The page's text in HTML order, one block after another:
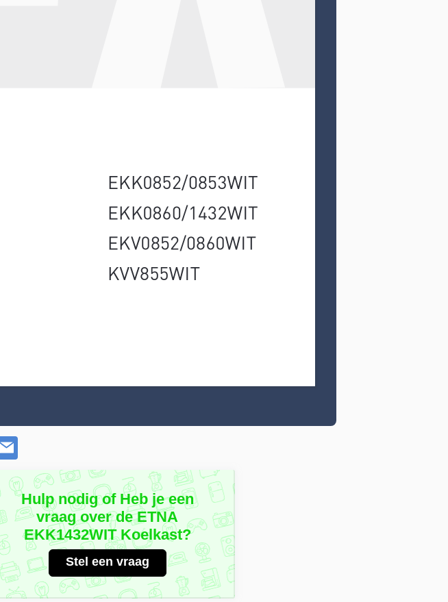
Hulp nodig of Heb je een
vraag over de ETNA
EKK1432WIT Koelkast?
Stel een vraag